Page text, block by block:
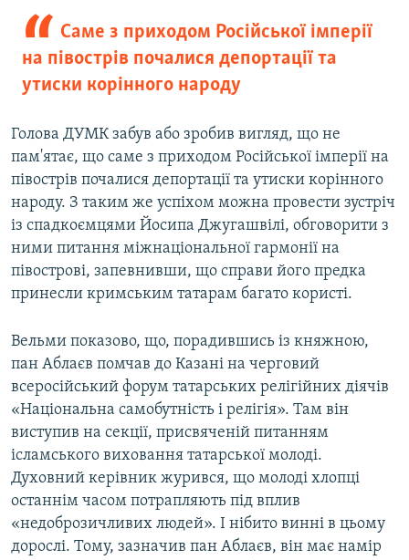
Саме з приходом Російської імперії
на півострів почалися депортації та
утиски корінного народу
Голова ДУМК забув або зробив вигляд, що не
пам'ятає, що саме з приходом Російської імперії на
півострів почалися депортації та утиски корінного
народу. З таким же успіхом можна провести зустріч
із спадкоємцями Йосипа Джугашвілі, обговорити з
ними питання міжнаціональної гармонії на
півострові, запевнивши, що справи його предка
принесли кримським татарам багато користі.
Вельми показово, що, порадившись із княжною,
пан Аблаєв помчав до Казані на черговий
всеросійський форум татарських релігійних діячів
«Національна самобутність і релігія». Там він
виступив на секції, присвяченій питанням
ісламського виховання татарської молоді.
Духовний керівник журився, що молоді хлопці
останнім часом потрапляють під вплив
«недоброзичливих людей». І нібито винні в цьому
дорослі. Тому, зазначив пан Аблаєв, він має намір